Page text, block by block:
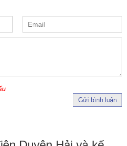
Gửi bình luận